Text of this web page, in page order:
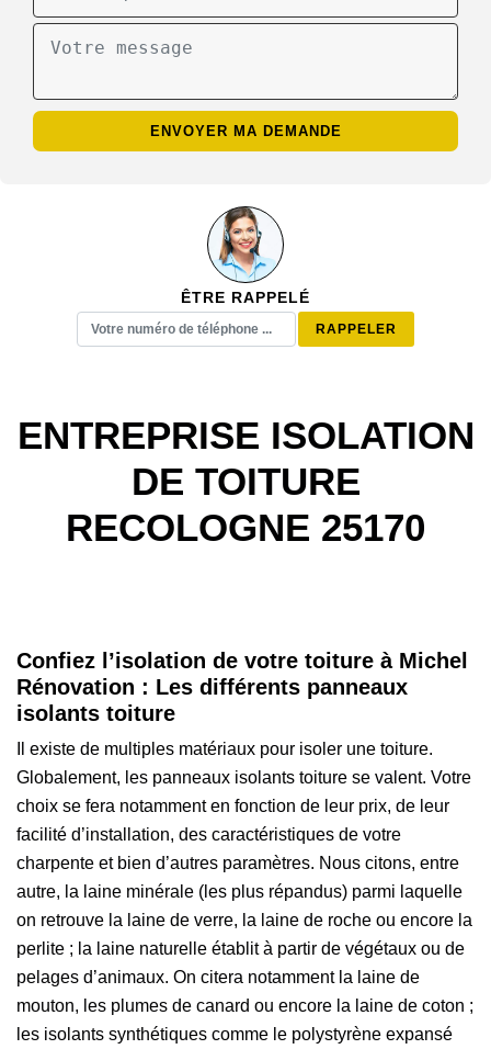
ÊTRE RAPPELÉ
ENTREPRISE ISOLATION
DE TOITURE
RECOLOGNE 25170
Confiez l’isolation de votre toiture à Michel
Rénovation : Les différents panneaux
isolants toiture
Il existe de multiples matériaux pour isoler une toiture.
Globalement, les panneaux isolants toiture se valent. Votre
choix se fera notamment en fonction de leur prix, de leur
facilité d’installation, des caractéristiques de votre
charpente et bien d’autres paramètres. Nous citons, entre
autre, la laine minérale (les plus répandus) parmi laquelle
on retrouve la laine de verre, la laine de roche ou encore la
perlite ; la laine naturelle établit à partir de végétaux ou de
pelages d’animaux. On citera notamment la laine de
mouton, les plumes de canard ou encore la laine de coton ;
les isolants synthétiques comme le polystyrène expansé